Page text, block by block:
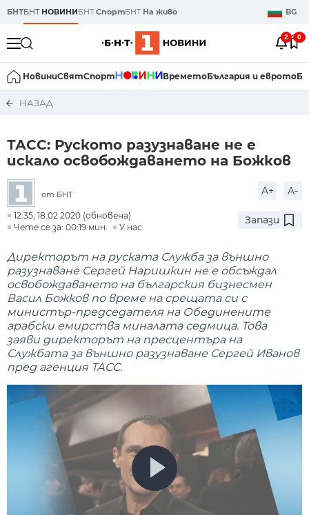
БНТБНТ НОВИНИБНТСпортБНТ На живо BG
2 0
НовиниСвятСпорт ВреметоБългария и еврото
НАЗАД
ТАСС: Руското разузнаване не е
искало освобождаването на Божков
от БНТ A+ A-
12:35, 18.02.2020 (обновена)
Чете се за: 00:19 мин.
У нас
Запази
Директорът на руската Служба за външно
разузнаване Сергей Наришкин не е обсъждал
освобождаването на българския бизнесмен
Васил Божков по време на срещата си с
министър-председателя на Обединените
арабски емирства миналата седмица. Това
заяви директорът на пресцентъра на
Службата за външно разузнаване Сергей Иванов
пред агенция ТАСС.